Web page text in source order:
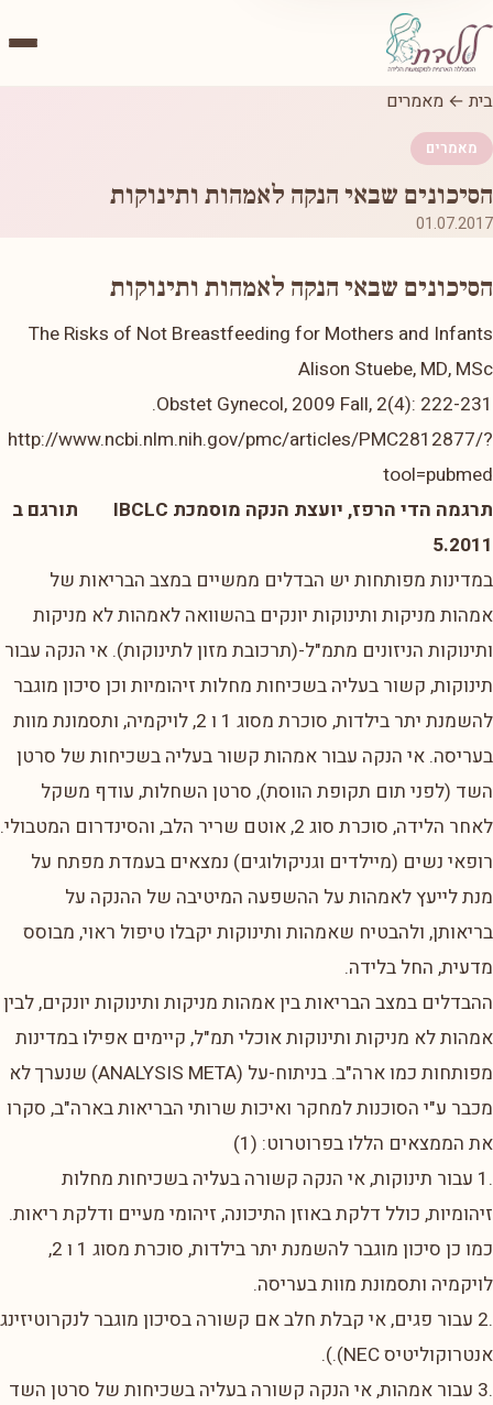
בית ← מאמרים
מאמרים
הסיכונים שבאי הנקה לאמהות ותינוקות
01.07.2017
הסיכונים שבאי הנקה לאמהות ותינוקות
The Risks of Not Breastfeeding for Mothers and Infants
Alison Stuebe, MD, MSc
Obstet Gynecol, 2009 Fall, 2(4): 222-231.
http://www.ncbi.nlm.nih.gov/pmc/articles/PMC2812877/?
tool=pubmed
תרגמה הדי הרפז, יועצת הנקה מוסמכת IBCLC תורגם ב
5.2011
במדינות מפותחות יש הבדלים ממשיים במצב הבריאות של
אמהות מניקות ותינוקות יונקים בהשוואה לאמהות לא מניקות
ותינוקות הניזונים מתמ"ל-(תרכובת מזון לתינוקות). אי הנקה עבור
תינוקות, קשור בעליה בשכיחות מחלות זיהומיות וכן סיכון מוגבר
להשמנת יתר בילדות, סוכרת מסוג 1 ו 2, לויקמיה, ותסמונת מוות
בעריסה. אי הנקה עבור אמהות קשור בעליה בשכיחות של סרטן
השד (לפני תום תקופת הווסת), סרטן השחלות, עודף משקל
לאחר הלידה, סוכרת סוג 2, אוטם שריר הלב, והסינדרום המטבולי.
רופאי נשים (מיילדים וגניקולוגים) נמצאים בעמדת מפתח על
מנת לייעץ לאמהות על ההשפעה המיטיבה של ההנקה על
בריאותן, ולהבטיח שאמהות ותינוקות יקבלו טיפול ראוי, מבוסס
מדעית, החל בלידה.
ההבדלים במצב הבריאות בין אמהות מניקות ותינוקות יונקים, לבין
אמהות לא מניקות ותינוקות אוכלי תמ"ל, קיימים אפילו במדינות
מפותחות כמו ארה"ב. בניתוח-על (ANALYSIS META) שנערך לא
מכבר ע"י הסוכנות למחקר ואיכות שרותי הבריאות בארה"ב, סקרו
את הממצאים הללו בפרוטרוט: (1)
.1 עבור תינוקות, אי הנקה קשורה בעליה בשכיחות מחלות
זיהומיות, כולל דלקת באוזן התיכונה, זיהומי מעיים ודלקת ריאות.
כמו כן סיכון מוגבר להשמנת יתר בילדות, סוכרת מסוג 1 ו 2,
לויקמיה ותסמונת מוות בעריסה.
.2 עבור פגים, אי קבלת חלב אם קשורה בסיכון מוגבר לנקרוטיזינג
אנטרוקוליטיס NEC).).
.3 עבור אמהות, אי הנקה קשורה בעליה בשכיחות של סרטן השד